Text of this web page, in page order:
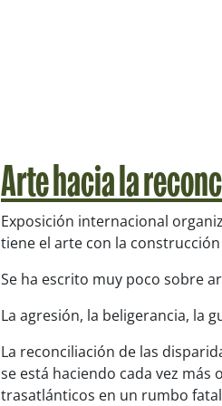
Arte hacia la
Exposición internacional
tiene el arte con la
Se ha escrito muy poco sobre
La agresión, la beligerancia, la
La reconciliación de las
se está haciendo cada vez
trasatlánticos en un rumbo